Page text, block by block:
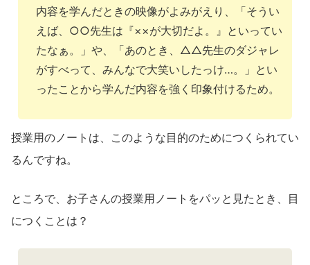
内容を学んだときの映像がよみがえり、「そうい
えば、○○先生は『××が大切だよ。』といってい
たなぁ。」や、「あのとき、△△先生のダジャレ
がすべって、みんなで大笑いしたっけ…。」とい
ったことから学んだ内容を強く印象付けるため。
授業用のノートは、このような目的のためにつくられてい
るんですね。
ところで、お子さんの授業用ノートをパッと見たとき、目
につくことは？